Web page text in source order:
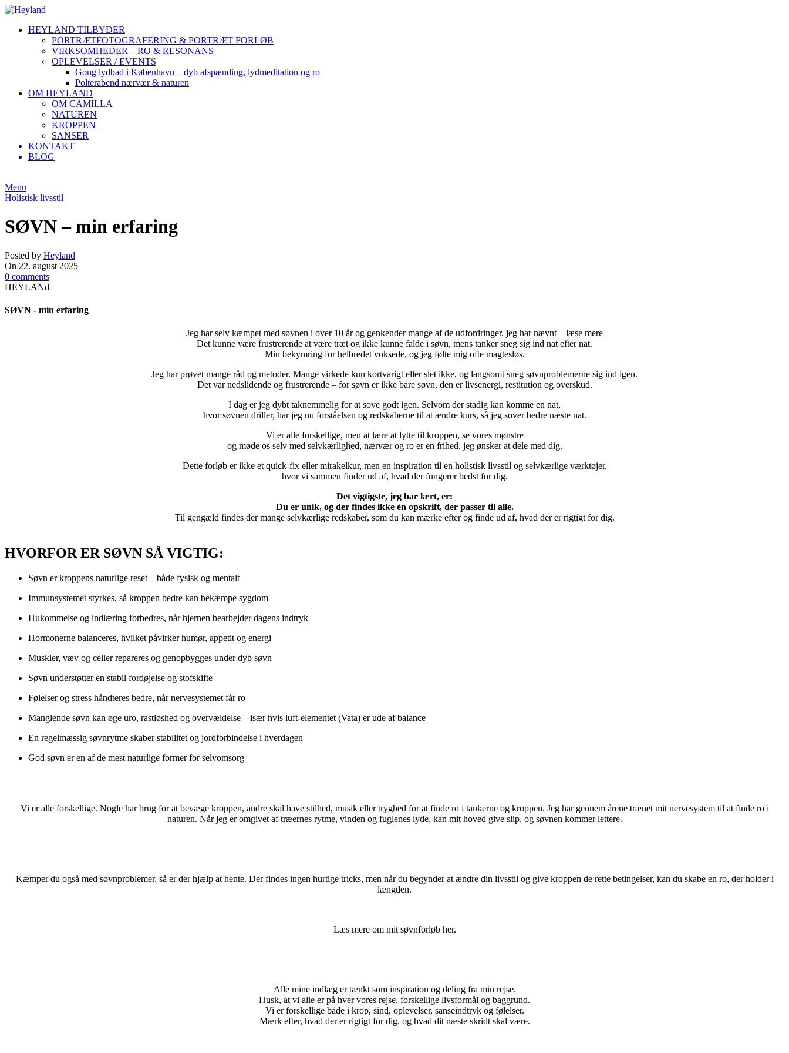
HEYLAND TILBYDER
PORTRÆTFOTOGRAFERING & PORTRÆT FORLØB
VIRKSOMHEDER – RO & RESONANS
OPLEVELSER / EVENTS
Gong lydbad i København – dyb afspænding, lydmeditation og ro
Polterabend nærvær & naturen
OM HEYLAND
OM CAMILLA
NATUREN
KROPPEN
SANSER
KONTAKT
BLOG
Menu
Holistisk livsstil
SØVN – min erfaring
Posted by Heyland
On 22. august 2025
0 comments
HEYLANd
SØVN - min erfaring
Jeg har selv kæmpet med søvnen i over 10 år og genkender mange af de udfordringer, jeg har nævnt – læse mere
Det kunne være frustrerende at være træt og ikke kunne falde i søvn, mens tanker sneg sig ind nat efter nat.
Min bekymring for helbredet voksede, og jeg følte mig ofte magtesløs.
Jeg har prøvet mange råd og metoder. Mange virkede kun kortvarigt eller slet ikke, og langsomt sneg søvnproblemerne sig ind igen.
Det var nedslidende og frustrerende – for søvn er ikke bare søvn, den er livsenergi, restitution og overskud.
I dag er jeg dybt taknemmelig for at sove godt igen. Selvom der stadig kan komme en nat,
hvor søvnen driller, har jeg nu forståelsen og redskaberne til at ændre kurs, så jeg sover bedre næste nat.
Vi er alle forskellige, men at lære at lytte til kroppen, se vores mønstre
og møde os selv med selvkærlighed, nærvær og ro er en frihed, jeg ønsker at dele med dig.
Dette forløb er ikke et quick-fix eller mirakelkur, men en inspiration til en holistisk livsstil og selvkærlige værktøjer,
hvor vi sammen finder ud af, hvad der fungerer bedst for dig.
Det vigtigste, jeg har lært, er:
Du er unik, og der findes ikke én opskrift, der passer til alle.
Til gengæld findes der mange selvkærlige redskaber, som du kan mærke efter og finde ud af, hvad der er rigtigt for dig.
HVORFOR ER SØVN SÅ VIGTIG:
Søvn er kroppens naturlige reset – både fysisk og mentalt
Immunsystemet styrkes, så kroppen bedre kan bekæmpe sygdom
Hukommelse og indlæring forbedres, når hjernen bearbejder dagens indtryk
Hormonerne balanceres, hvilket påvirker humør, appetit og energi
Muskler, væv og celler repareres og genopbygges under dyb søvn
Søvn understøtter en stabil fordøjelse og stofskifte
Følelser og stress håndteres bedre, når nervesystemet får ro
Manglende søvn kan øge uro, rastløshed og overvældelse – især hvis luft-elementet (Vata) er ude af balance
En regelmæssig søvnrytme skaber stabilitet og jordforbindelse i hverdagen
God søvn er en af de mest naturlige former for selvomsorg
Vi er alle forskellige. Nogle har brug for at bevæge kroppen, andre skal have stilhed, musik eller tryghed for at finde ro i tankerne og kroppen. Jeg har gennem årene trænet mit nervesystem til at finde ro i
naturen. Når jeg er omgivet af træernes rytme, vinden og fuglenes lyde, kan mit hoved give slip, og søvnen kommer lettere.
Kæmper du også med søvnproblemer, så er der hjælp at hente. Der findes ingen hurtige tricks, men når du begynder at ændre din livsstil og give kroppen de rette betingelser, kan du skabe en ro, der holder i
længden.
Læs mere om mit søvnforløb her.
Alle mine indlæg er tænkt som inspiration og deling fra min rejse.
Husk, at vi alle er på hver vores rejse, forskellige livsformål og baggrund.
Vi er forskellige både i krop, sind, oplevelser, sanseindtryk og følelser.
Mærk efter, hvad der er rigtigt for dig, og hvad dit næste skridt skal være.